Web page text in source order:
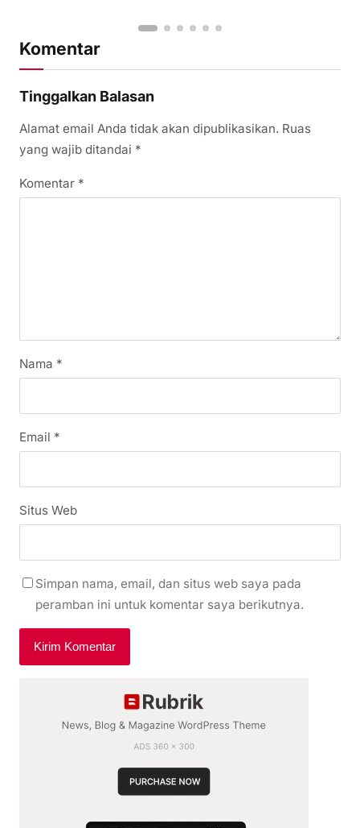
Komentar
Tinggalkan Balasan
Alamat email Anda tidak akan dipublikasikan. Ruas
yang wajib ditandai *
Komentar *
Nama *
Email *
Situs Web
Simpan nama, email, dan situs web saya pada
peramban ini untuk komentar saya berikutnya.